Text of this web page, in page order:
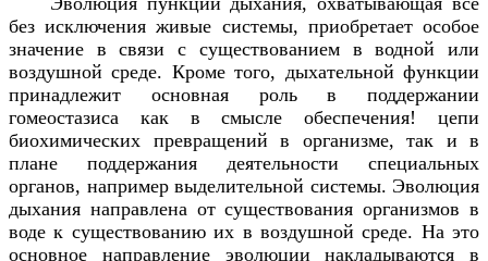
без исключения живые системы, приобретает особое
значение в связи с существованием в водной или
воздушной среде. Кроме того, дыхательной функции
принадлежит основная роль в поддержании
гомеостазиса как в смысле обеспечения! цепи
биохимических превращений в организме, так и в
плане поддержания деятельности специальных
органов, например выделительной системы. Эволюция
дыхания направлена от существования организмов в
воде к существованию их в воздушной среде. На это
основное направление эволюции накладываются в